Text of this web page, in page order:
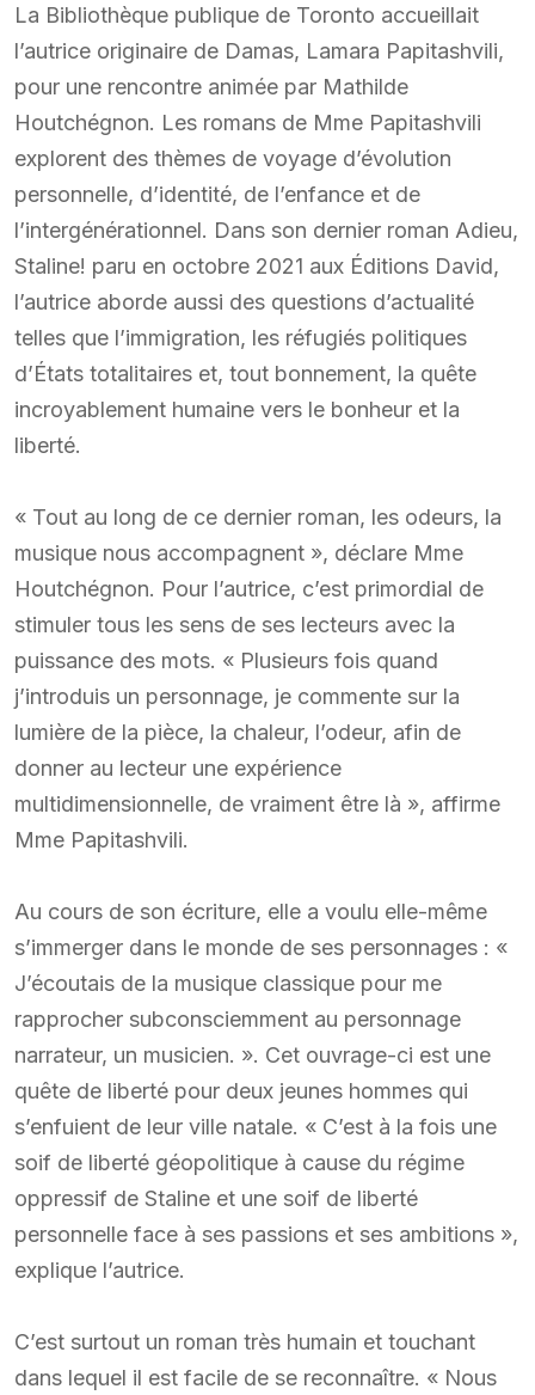
La Bibliothèque publique de Toronto accueillait
l’autrice originaire de Damas, Lamara Papitashvili,
pour une rencontre animée par Mathilde
Houtchégnon. Les romans de Mme Papitashvili
explorent des thèmes de voyage d’évolution
personnelle, d’identité, de l’enfance et de
l’intergénérationnel. Dans son dernier roman Adieu,
Staline! paru en octobre 2021 aux Éditions David,
l’autrice aborde aussi des questions d’actualité
telles que l’immigration, les réfugiés politiques
d’États totalitaires et, tout bonnement, la quête
incroyablement humaine vers le bonheur et la
liberté.
« Tout au long de ce dernier roman, les odeurs, la
musique nous accompagnent », déclare Mme
Houtchégnon. Pour l’autrice, c’est primordial de
stimuler tous les sens de ses lecteurs avec la
puissance des mots. « Plusieurs fois quand
j’introduis un personnage, je commente sur la
lumière de la pièce, la chaleur, l’odeur, afin de
donner au lecteur une expérience
multidimensionnelle, de vraiment être là », affirme
Mme Papitashvili.
Au cours de son écriture, elle a voulu elle-même
s’immerger dans le monde de ses personnages : «
J’écoutais de la musique classique pour me
rapprocher subconsciemment au personnage
narrateur, un musicien. ». Cet ouvrage-ci est une
quête de liberté pour deux jeunes hommes qui
s’enfuient de leur ville natale. « C’est à la fois une
soif de liberté géopolitique à cause du régime
oppressif de Staline et une soif de liberté
personnelle face à ses passions et ses ambitions »,
explique l’autrice.
C’est surtout un roman très humain et touchant
dans lequel il est facile de se reconnaître. « Nous